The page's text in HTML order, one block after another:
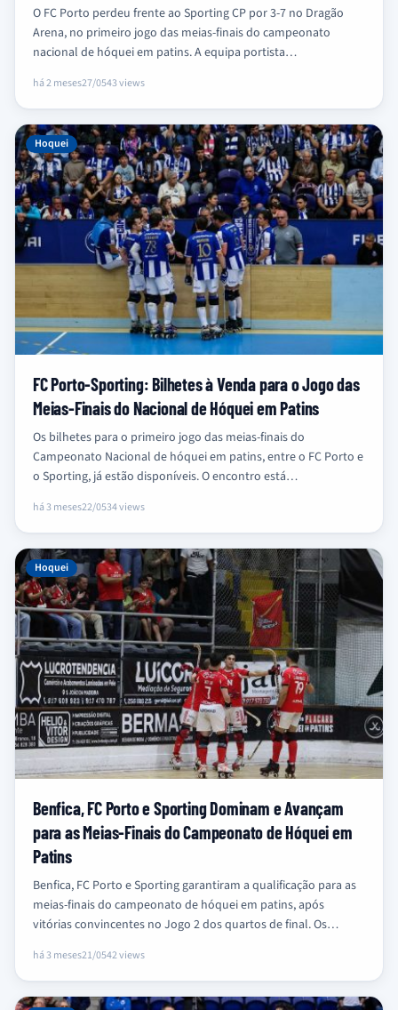
O FC Porto perdeu frente ao Sporting CP por 3-7 no Dragão
Arena, no primeiro jogo das meias-finais do campeonato
nacional de hóquei em patins. A equipa portista…
há 2 meses27/0543 views
Hoquei
FC Porto-Sporting: Bilhetes à Venda para o Jogo das
Meias-Finais do Nacional de Hóquei em Patins
Os bilhetes para o primeiro jogo das meias-finais do
Campeonato Nacional de hóquei em patins, entre o FC Porto e
o Sporting, já estão disponíveis. O encontro está…
há 3 meses22/0534 views
Hoquei
Benfica, FC Porto e Sporting Dominam e Avançam
para as Meias-Finais do Campeonato de Hóquei em
Patins
Benfica, FC Porto e Sporting garantiram a qualificação para as
meias-finais do campeonato de hóquei em patins, após
vitórias convincentes no Jogo 2 dos quartos de final. Os…
há 3 meses21/0542 views